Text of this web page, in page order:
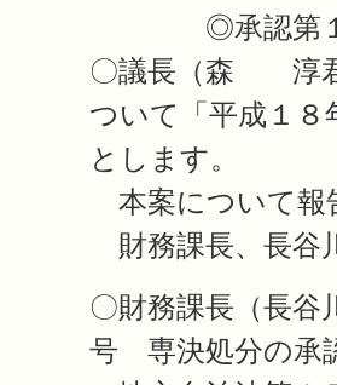
◎承認第１
〇議長（森 淳
ついて「平成１８
とします。
本案について報
財務課長、長谷
〇財務課長（長
号 専決処分の承